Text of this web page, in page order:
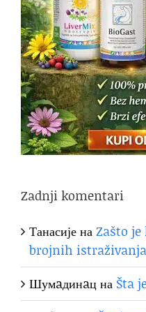
Zadnji komentari
ТанасијенаZašto
brojnih istraživanja
Шумaдинaцна Šta